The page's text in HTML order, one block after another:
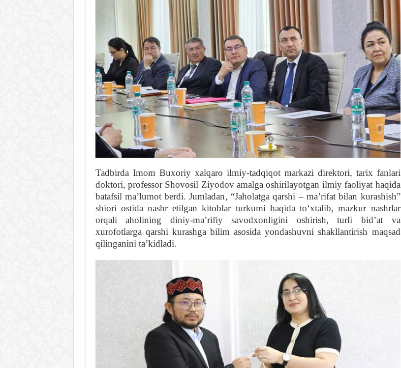
Tadbirda Imom Buxoriy xalqaro ilmiy-tadqiqot markazi direktori, tarix fanlari
doktori, professor Shovosil Ziyodov amalga oshirilayotgan ilmiy faoliyat haqida
batafsil maʼlumot berdi. Jumladan, “Jaholatga qarshi – maʼrifat bilan kurashish”
shiori ostida nashr etilgan kitoblar turkumi haqida toʻxtalib, mazkur nashrlar
orqali aholining diniy-maʼrifiy savodxonligini oshirish, turli bidʼat va
xurofotlarga qarshi kurashga bilim asosida yondashuvni shakllantirish maqsad
qilinganini taʼkidladi.